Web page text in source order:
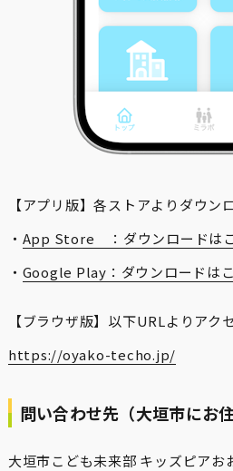
【アプリ版】各ストアよりダウン
・ App Store ：ダウンロードは
・ Google Play：ダウンロードは
【ブラウザ版】以下URLよりアク
https://oyako-techo.jp/
問い合わせ先（大垣市にお
大垣市こども未来部 キッズピアお